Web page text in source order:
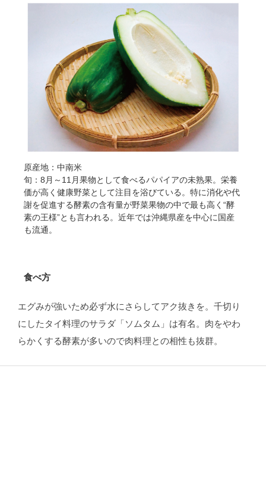
原産地：中南米
旬：8月～11月果物として食べるパパイアの未熟果。栄養
価が高く健康野菜として注目を浴びている。特に消化や代
謝を促進する酵素の含有量が野菜果物の中で最も高く“酵
素の王様”とも言われる。近年では沖縄県産を中心に国産
も流通。
食べ方
エグみが強いため必ず水にさらしてアク抜きを。千切り
にしたタイ料理のサラダ「ソムタム」は有名。肉をやわ
らかくする酵素が多いので肉料理との相性も抜群。